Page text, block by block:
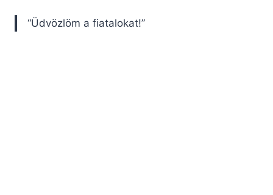
“Üdvözlöm a fiatalokat!”